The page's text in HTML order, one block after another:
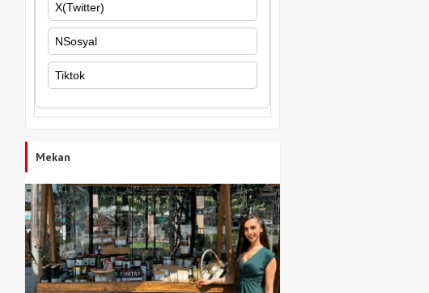
X(Twitter)
NSosyal
Tiktok
Mekan